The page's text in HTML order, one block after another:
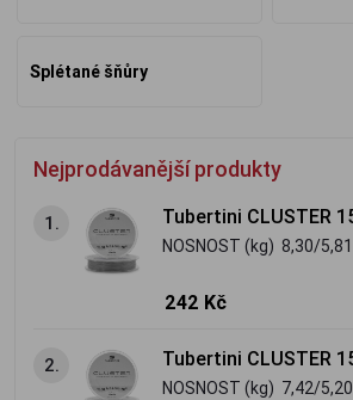
Splétané šňůry
Nejprodávanější produkty
1. Tubertini CLUSTER
NOSNOST (kg) 8,30/5,81
242 Kč
2. Tubertini CLUSTER
NOSNOST (kg) 7,42/5,20